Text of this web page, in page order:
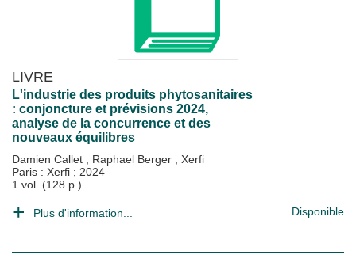
LIVRE
L'industrie des produits phytosanitaires
: conjoncture et prévisions 2024,
analyse de la concurrence et des
nouveaux équilibres
Damien Callet ; Raphael Berger ; Xerfi
Paris : Xerfi ; 2024
1 vol. (128 p.)
Plus d'information... Disponible